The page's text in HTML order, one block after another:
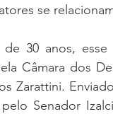
se
de 30 anos,
Câmara dos
Zarattini.
Senador